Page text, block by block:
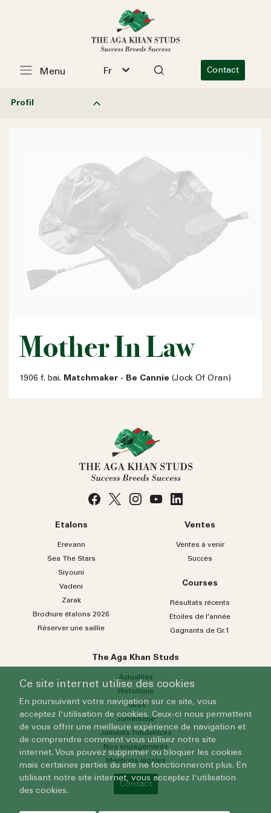
Fr Contact
Menu
Profil
Mother In Law
1906 f. bai. Matchmaker - Be Cannie (Jock Of Oran)
Etalons
Erevann
Sea TheStars
Siyouni
Vadeni
Zarak
Brochure étalons 2026
Réserver une saillie
Ventes
Ventes à venir
Succès
Courses
Résultats récents
Etoiles de l’année
Gagnants de Gr.1
The Aga Khan Studs
Actualités
Historique
Haras
Jumenterie
Juments fondatrices
Nos engagements
Mentions légales
Contact
Ce site internet utilise des cookies
En poursuivant votre navigation sur ce site, vous
acceptez l'utilisation de cookies. Ceux-ci nous permettent
de vous offrir une meilleure expérience de navigation et
de comprendre comment vous utilisez notre site
internet. Vous pouvez supprimer ou bloquer les cookies
mais certaines parties du site ne fonctionneront plus. En
utilisant notre site internet, vous acceptez l'utilisation
des cookies.